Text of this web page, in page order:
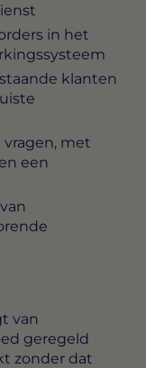
in het
klanten
met
een
van
geregeld
zonder dat